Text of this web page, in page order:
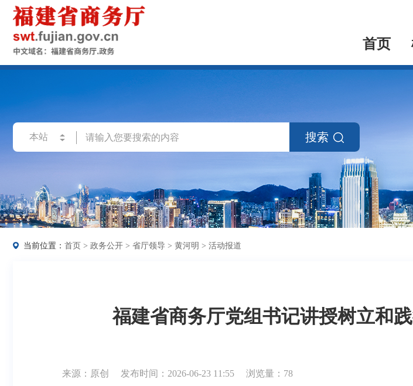
首页
搜索
当前位置： 首页 > 政务公开 > 省厅领导 > 黄河明 > 活动报道
福建省商务厅党组书记讲授树立和
来源：原创 发布时间：2026-06-23 11:55 浏览量：78